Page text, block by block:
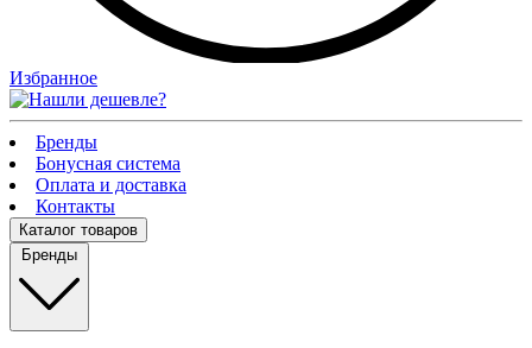
Избранное
Бренды
Бонусная система
Оплата и доставка
Контакты
Каталог товаров
Бренды